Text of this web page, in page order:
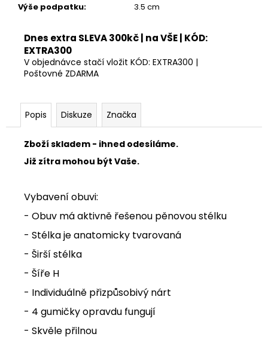
Výše podpatku: 3.5 cm
Dnes extra SLEVA 300kč | na VŠE | KÓD:
EXTRA300
V objednávce stačí vložit KÓD: EXTRA300 |
Poštovné ZDARMA
Popis Diskuze Značka
Zboží skladem - ihned odesíláme.
Již zítra mohou být Vaše.
Vybavení obuvi:
- Obuv má aktivně řešenou pěnovou stélku
- Stélka je anatomicky tvarovaná
- Širší stélka
- Šíře H
- Individuálně přizpůsobivý nárt
- 4 gumičky opravdu fungují
- Skvěle přilnou